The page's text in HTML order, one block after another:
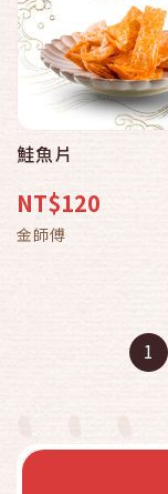
鮭魚片
NT$120
金師傅
1